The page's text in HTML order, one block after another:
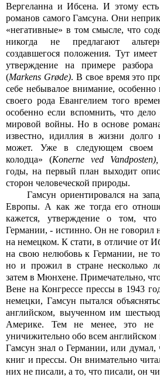
Вергеланна и Ибсена. И этому
романов самого Гамсуна. Они
«негативные» в том смысле, что
никогда не предлагают
создавшегося положения. Тут
утверждение на примере
(Markens Grøde). В свое время это
себе небывалое внимание,
своего рода Евангелием того
особенно если вспомнить, что
мировой войны. Но в основе
известно, идиллия в жизни долго
может. Уже в следующем
колодца» (Konerne ved Vandposten
годы, на первый план выходит
сторон человеческой природы.
Гамсун ориентировался на
Европы. А как же тогда его
кажется, утверждение о том,
Германии, - истинно. Он не говорил
на немецком.К стати, в отличие от
на свою нелюбовь к Германии, не
но и прожил в стране несколько
затем в Мюнхене. Примечательно,
Вене на Конгрессе прессы в 1943
немецки, Гамсун пытался
английском, выученном им
Америке. Тем не менее, это не
уничижительно обо всем
Гамсун знал о Германии, или думал,
книг и прессы. Он внимательно
них не писали, а то, что писали, он